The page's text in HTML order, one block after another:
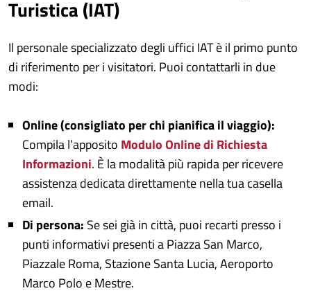
Turistica (IAT)
Il personale specializzato degli uffici IAT è il primo punto
di riferimento per i visitatori. Puoi contattarli in due
modi:
Online (consigliato per chi pianifica il viaggio):
Compila l’apposito Modulo Online di Richiesta
Informazioni. È la modalità più rapida per ricevere
assistenza dedicata direttamente nella tua casella
email.
Di persona: Se sei già in città, puoi recarti presso i
punti informativi presenti a Piazza San Marco,
Piazzale Roma, Stazione Santa Lucia, Aeroporto
Marco Polo e Mestre.